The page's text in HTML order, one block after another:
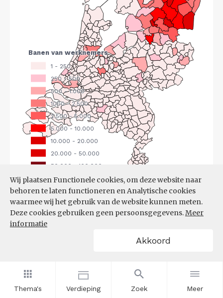
Thema's Verdieping Zoek Meer
Wij plaatsen Functionele cookies, om deze website naar
behoren te laten functioneren en Analytische cookies
waarmee wij het gebruik van de website kunnen meten.
Deze cookies gebruiken geen persoonsgegevens.Meer
informatie
Akkoord
Bron:CBS(25-06-2026)